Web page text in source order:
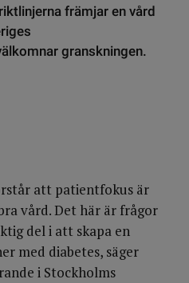
främjar en vård
granskningen.
att patientfokus är
vård. Det här är frågor
del i att skapa en
med diabetes, säger
i Stockholms